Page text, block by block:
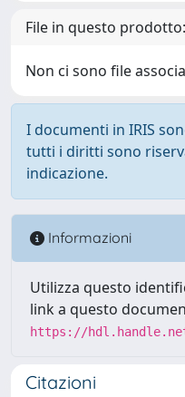
File in questo prodotto:
Non ci sono file
I documenti in IRIS
tutti i diritti sono
indicazione.
Informazioni
Utilizza questo
link a questo
https://
Citazioni